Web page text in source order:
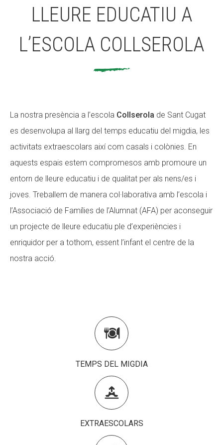
LLEURE EDUCATIU A
L’ESCOLA COLLSEROLA
La nostra presència a l’escola Collserola de Sant Cugat
es desenvolupa al llarg del temps educatiu del migdia, les
activitats extraescolars així com casals i colònies. En
aquests espais estem compromesos amb promoure un
entorn de lleure educatiu i de qualitat per als nens/es i
joves. Treballem de manera col·laborativa amb l’escola i
l’Associació de Famílies de l’Alumnat (AFA) per aconseguir
un projecte de lleure educatiu ple d’experiències i
enriquidor per a tothom, essent l’infant el centre de la
nostra acció.

TEMPS DEL MIGDIA

EXTRAESCOLARS
ACCIÓ SOCIAL I JOVES
SUPORT TERCER SECTOR
CONEIX FUNDESPLAI
La Fundació